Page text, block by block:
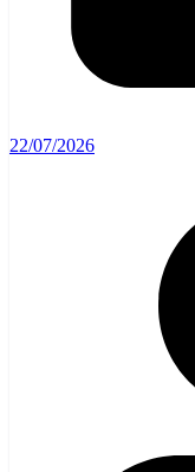
22/07/2026